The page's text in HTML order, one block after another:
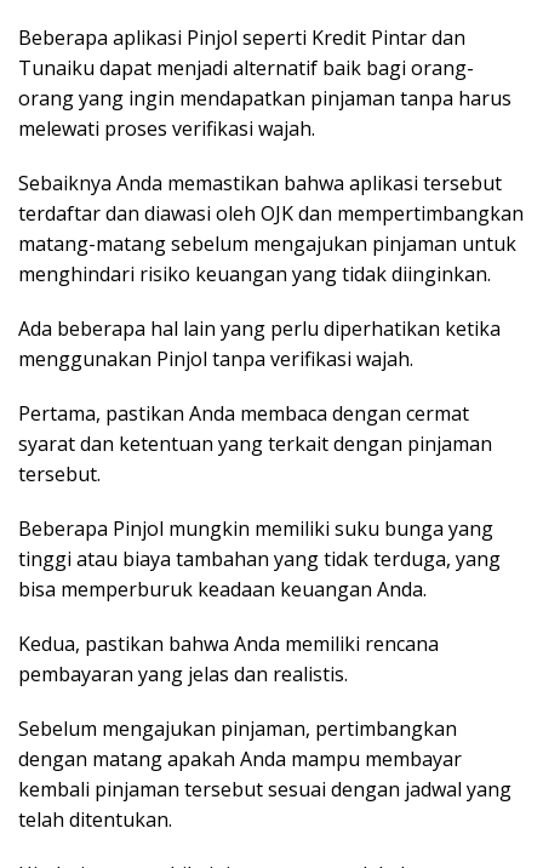
Beberapa aplikasi Pinjol seperti Kredit Pintar dan
Tunaiku dapat menjadi alternatif baik bagi orang-
orang yang ingin mendapatkan pinjaman tanpa harus
melewati proses verifikasi wajah.
Sebaiknya Anda memastikan bahwa aplikasi tersebut
terdaftar dan diawasi oleh OJK dan mempertimbangkan
matang-matang sebelum mengajukan pinjaman untuk
menghindari risiko keuangan yang tidak diinginkan.
Ada beberapa hal lain yang perlu diperhatikan ketika
menggunakan Pinjol tanpa verifikasi wajah.
Pertama, pastikan Anda membaca dengan cermat
syarat dan ketentuan yang terkait dengan pinjaman
tersebut.
Beberapa Pinjol mungkin memiliki suku bunga yang
tinggi atau biaya tambahan yang tidak terduga, yang
bisa memperburuk keadaan keuangan Anda.
Kedua, pastikan bahwa Anda memiliki rencana
pembayaran yang jelas dan realistis.
Sebelum mengajukan pinjaman, pertimbangkan
dengan matang apakah Anda mampu membayar
kembali pinjaman tersebut sesuai dengan jadwal yang
telah ditentukan.